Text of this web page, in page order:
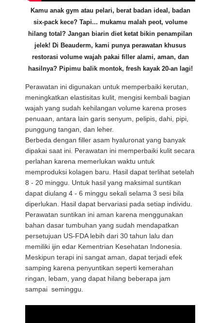
Kamu anak gym atau pelari, berat badan ideal, badan
six-pack kece? Tapi... mukamu malah peot, volume
hilang total? Jangan biarin diet ketat bikin penampilan
jelek! Di Beauderm, kami punya perawatan khusus
restorasi volume wajah pakai filler alami, aman, dan
hasilnya? Pipimu balik montok, fresh kayak 20-an lagi!
Perawatan ini digunakan untuk memperbaiki kerutan,
meningkatkan elastisitas kulit, mengisi kembali bagian
wajah yang sudah kehilangan volume karena proses
penuaan, antara lain garis senyum, pelipis, dahi, pipi,
punggung tangan, dan leher.
Berbeda dengan filler asam hyaluronat yang banyak
dipakai saat ini. Perawatan ini memperbaiki kulit secara
perlahan karena memerlukan waktu untuk
memproduksi kolagen baru. Hasil dapat terlihat setelah
8 - 20 minggu. Untuk hasil yang maksimal suntikan
dapat diulang 4 - 6 minggu sekali selama 3 sesi bila
diperlukan. Hasil dapat bervariasi pada setiap individu.
Perawatan suntikan ini aman karena menggunakan
bahan dasar tumbuhan yang sudah mendapatkan
persetujuan US-FDA lebih dari 30 tahun lalu dan
memiliki ijin edar Kementrian Kesehatan Indonesia.
Meskipun terapi ini sangat aman, dapat terjadi efek
samping karena penyuntikan seperti kemerahan
ringan, lebam, yang dapat hilang beberapa jam
sampai seminggu.